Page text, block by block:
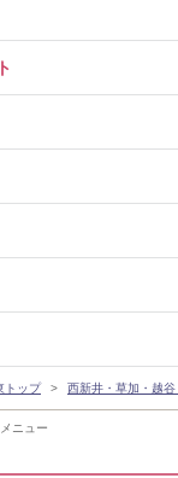
ニュー
トップ 西新井・草加・越